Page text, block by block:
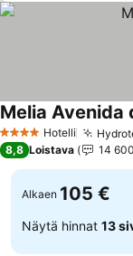
4 Tähtiluokitus
Hotelli
Melia Avenida
8,8 Loistava 14 600
Alkaen 105 €
Näytä hinnat 13